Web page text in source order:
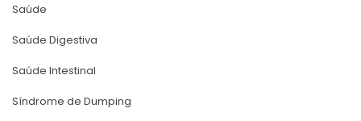
Saúde
Saúde Digestiva
Saúde Intestinal
Síndrome de Dumping